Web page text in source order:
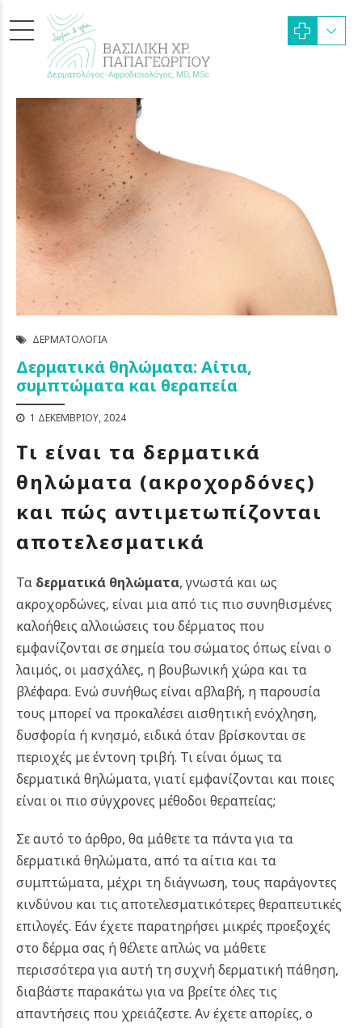
ΔΕΡΜΑΤΟΛΟΓΊΑ
Δερματικά θηλώματα: Αίτια,
συμπτώματα και θεραπεία
1 ΔΕΚΕΜΒΡΊΟΥ, 2024
Τι είναι τα δερματικά
θηλώματα (ακροχορδόνες)
και πώς αντιμετωπίζονται
αποτελεσματικά
Τα δερματικά θηλώματα, γνωστά και ως
ακροχορδώνες, είναι μια από τις πιο συνηθισμένες
καλοήθεις αλλοιώσεις του δέρματος που
εμφανίζονται σε σημεία του σώματος όπως είναι ο
λαιμός, οι μασχάλες, η βουβωνική χώρα και τα
βλέφαρα. Ενώ συνήθως είναι αβλαβή, η παρουσία
τους μπορεί να προκαλέσει αισθητική ενόχληση,
δυσφορία ή κνησμό, ειδικά όταν βρίσκονται σε
περιοχές με έντονη τριβή. Τι είναι όμως τα
δερματικά θηλώματα, γιατί εμφανίζονται και ποιες
είναι οι πιο σύγχρονες μέθοδοι θεραπείας;
Σε αυτό το άρθρο, θα μάθετε τα πάντα για τα
δερματικά θηλώματα, από τα αίτια και τα
συμπτώματα, μέχρι τη διάγνωση, τους παράγοντες
κινδύνου και τις αποτελεσματικότερες θεραπευτικές
επιλογές. Εάν έχετε παρατηρήσει μικρές προεξοχές
στο δέρμα σας ή θέλετε απλώς να μάθετε
περισσότερα για αυτή τη συχνή δερματική πάθηση,
διαβάστε παρακάτω για να βρείτε όλες τις
απαντήσεις που χρειάζεστε. Αν έχετε απορίες, ο